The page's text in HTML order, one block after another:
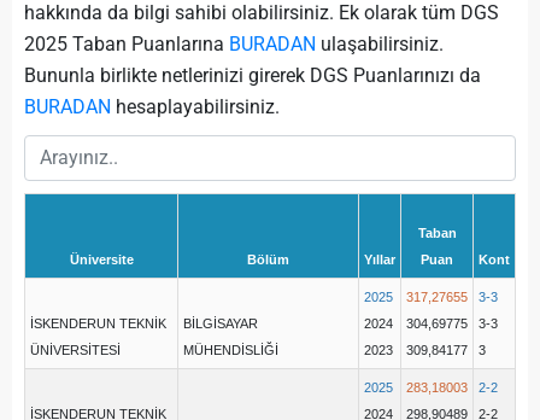
hakkında da bilgi sahibi olabilirsiniz. Ek olarak tüm DGS
2025 Taban Puanlarına BURADAN ulaşabilirsiniz.
Bununla birlikte netlerinizi girerek DGS Puanlarınızı da
BURADAN hesaplayabilirsiniz.
Üniversite Bölüm Yıllar
Taban
Puan
Kont
İSKENDERUN TEKNİK
ÜNİVERSİTESİ
BİLGİSAYAR
MÜHENDİSLİĞİ
2025
2024
2023
317,27655
304,69775
309,84177
3-3
3-3
3
İSKENDERUN TEKNİK
2025
2024
283,18003
298,90489
2-2
2-2